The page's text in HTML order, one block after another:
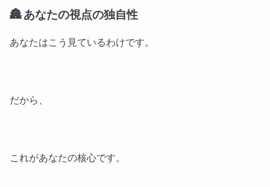
🏯 あなたの視点の独自性
あなたはこう見ているわけです。
だから、
これがあなたの核心です。